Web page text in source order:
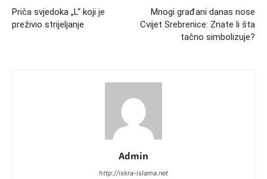
Priča svjedoka „L“ koji je
preživio strijeljanje
Mnogi građani danas nose
Cvijet Srebrenice: Znate li šta
tačno simbolizuje?
Admin
http://iskra-islama.net